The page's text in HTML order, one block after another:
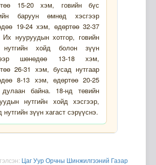
15-20 хэм, говийн бүс
баруун өмнөд хэсгээр
19-24 хэм, өдөртөө 32-37
нууруудын хотгор, говийн
хойд болон зүүн
шөнөдөө 13-18 хэм,
26-31 хэм, бусад нутгаар
8-13 хэм, өдөртөө 20-25
байна. 18-нд төвийн
нутгийн хойд хэсгээр,
нутгийн зүүн хагаст сэрүүснэ.
Цаг Уур Орчны Шинжилгээний Газар